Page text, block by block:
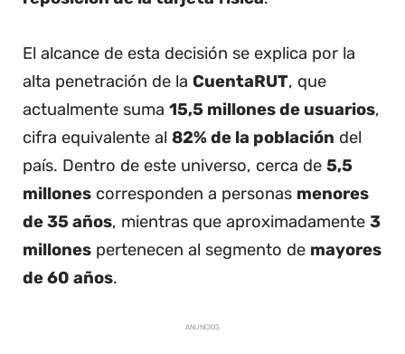
El alcance de esta decisión se explica por la
alta penetración de la CuentaRUT, que
actualmente suma 15,5 millones de usuarios,
cifra equivalente al 82% de la población del
país. Dentro de este universo, cerca de 5,5
millones corresponden a personas menores
de 35 años, mientras que aproximadamente 3
millones pertenecen al segmento de mayores
de 60 años.
ANUNCIOS